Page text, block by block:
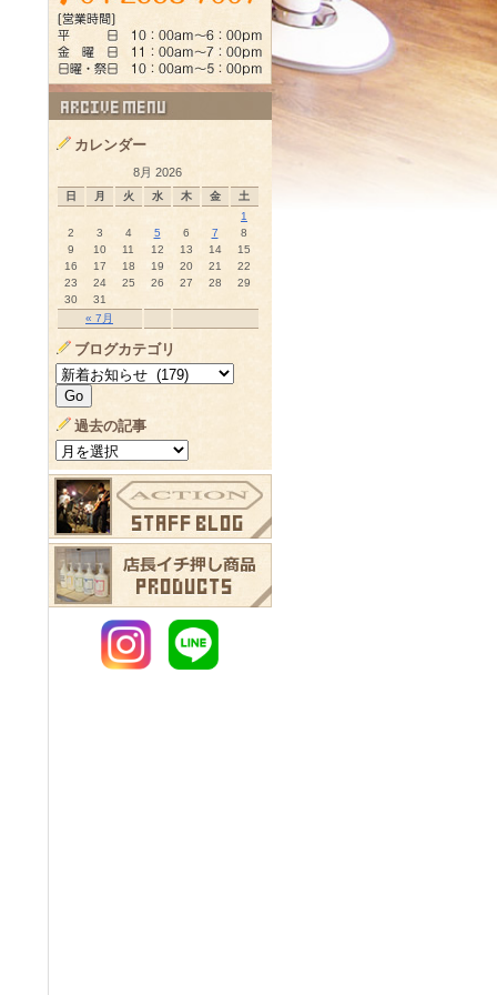
カレンダー
8月 2026
日 月 火 水 木 金 土
« 7月
1
2
3 4 5 6 7
8
9
10 11 12 13 14
15
16
17 18 19 20 21
22
23
24 25 26 27 28
29
30
31
ブログカテゴリ
過去の記事